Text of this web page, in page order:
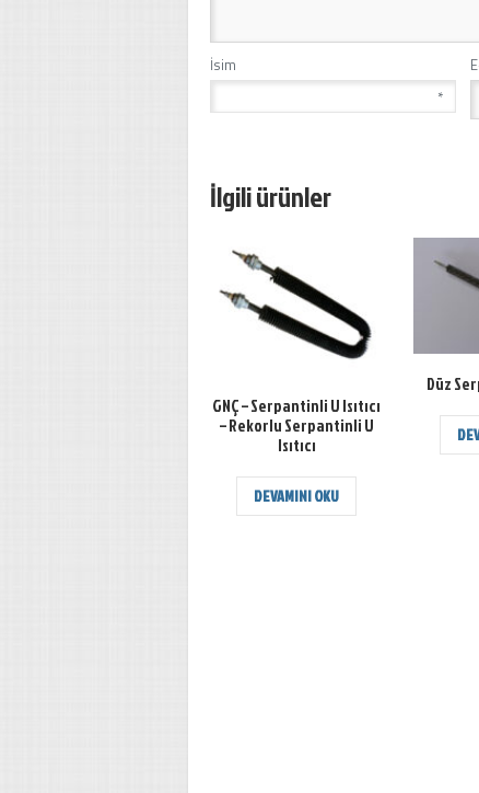
İsim
*
İlgili ürünler
GNÇ – Serpantinli U Isıtıcı
– Rekorlu Serpantinli U
Isıtıcı
DEVAMINI OKU
Düz